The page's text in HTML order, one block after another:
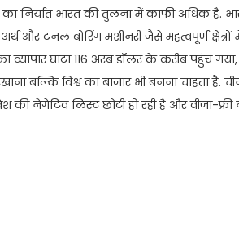
निर्यात भारत की तुलना में काफी अधिक है.
और टनल बोरिंग मशीनरी जैसे महत्वपूर्ण क्षेत्रों में
घाटा 116 अरब डॉलर के करीब पहुंच गया,
बल्कि विश्व का बाजार भी बनना चाहता है.
की नेगेटिव लिस्ट छोटी हो रही है और वीजा-फ्री